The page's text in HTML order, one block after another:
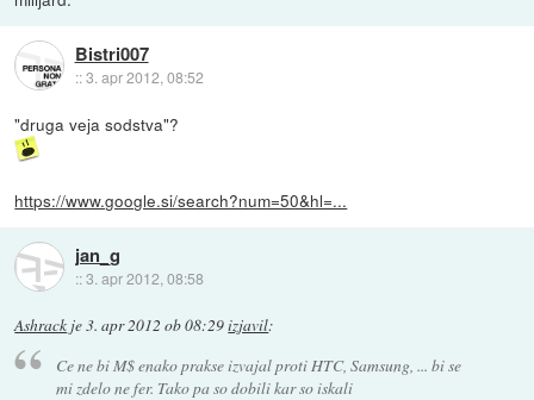
Bistri007
::3. apr 2012, 08:52
"druga veja sodstva"?
https://www.google.si/search?num=50&hl=...
jan_g
::3. apr 2012, 08:58
Ashrack je3. apr 2012 ob 08:29izjavil:
Ce ne bi M$ enako prakse izvajal proti HTC, Samsung, ... bi se
mi zdelo ne fer. Tako pa so dobili kar so iskali